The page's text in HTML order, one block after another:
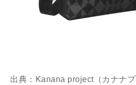
出典： Kanana project（カナナプ